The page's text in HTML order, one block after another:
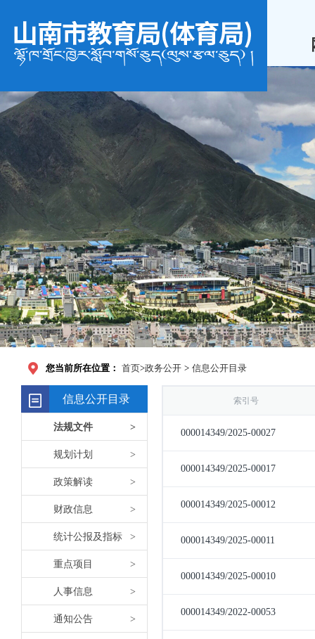
您当前所在位置： 首页>政务公开 > 信息公开目录
信息公开目录
法规文件 >
规划计划 >
政策解读 >
财政信息 >
统计公报及指标 >
重点项目 >
人事信息 >
通知公告 >